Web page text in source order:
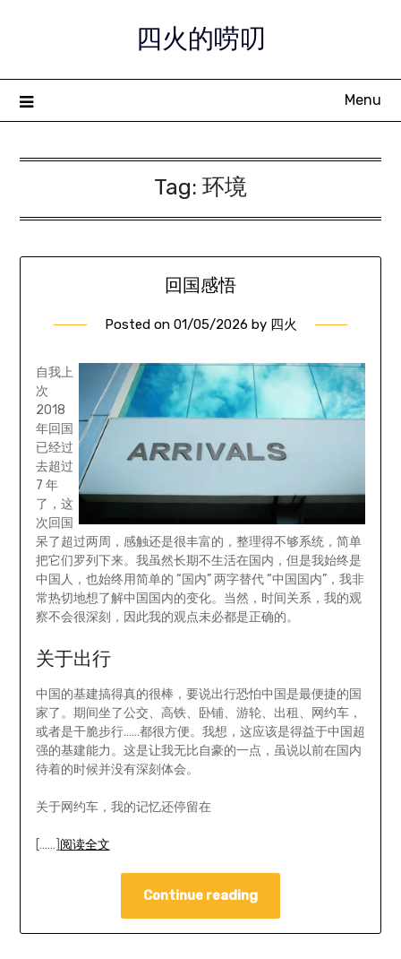
四火的唠叨
Menu
Tag: 环境
回国感悟
Posted on 01/05/2026 by 四火
自我上
次
2018
年回国
已经过
去超过
7 年
了，这
次回国
呆了超过两周，感触还是很丰富的，整理得不够系统，简单
把它们罗列下来。我虽然长期不生活在国内，但是我始终是
中国人，也始终用简单的 “国内” 两字替代 “中国国内”，我非
常热切地想了解中国国内的变化。当然，时间关系，我的观
察不会很深刻，因此我的观点未必都是正确的。
关于出行
中国的基建搞得真的很棒，要说出行恐怕中国是最便捷的国
家了。期间坐了公交、高铁、卧铺、游轮、出租、网约车，
或者是干脆步行……都很方便。我想，这应该是得益于中国超
强的基建能力。这是让我无比自豪的一点，虽说以前在国内
待着的时候并没有深刻体会。
关于网约车，我的记忆还停留在
[……] 阅读全文
Continue reading